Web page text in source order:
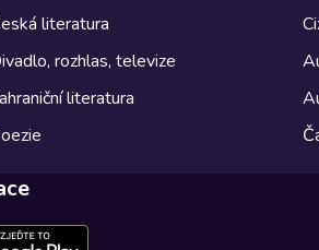
literatura
rozhlas, televize
literatura